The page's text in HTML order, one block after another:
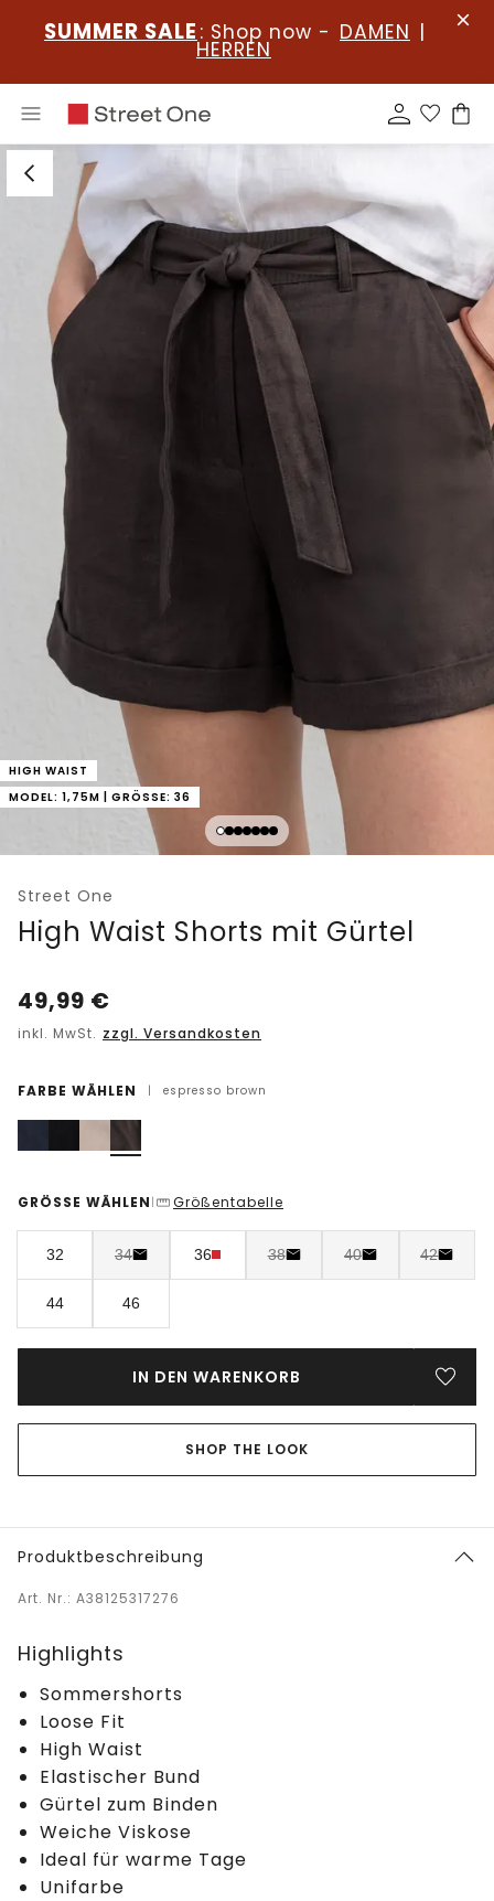
SUMMER SALE : Shop now - DAMEN |
HERREN
HIGH WAIST
MODEL: 1,75M | GRÖSSE: 36
Street One
High Waist Shorts mit Gürtel
49,99 €
inkl. MwSt. zzgl. Versandkosten
FARBE WÄHLEN | espresso brown
GRÖSSE WÄHLEN | Größentabelle
32 34 36 38 40 42
44 46
IN DEN WARENKORB
SHOP THE LOOK
Produktbeschreibung
Art. Nr.: A38125317276
Highlights
Sommershorts
Loose Fit
High Waist
Elastischer Bund
Gürtel zum Binden
Weiche Viskose
Ideal für warme Tage
Unifarbe